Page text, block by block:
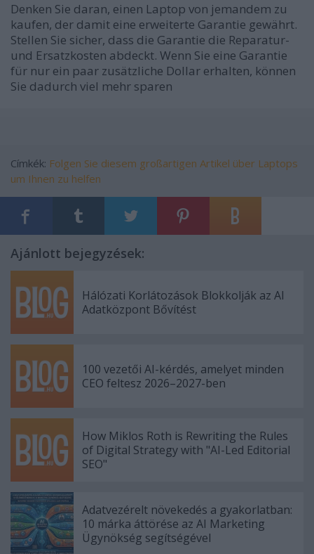
Denken Sie daran, einen Laptop von jemandem zu
kaufen, der damit eine erweiterte Garantie gewährt.
Stellen Sie sicher, dass die Garantie die Reparatur-
und Ersatzkosten abdeckt. Wenn Sie eine Garantie
für nur ein paar zusätzliche Dollar erhalten, können
Sie dadurch viel mehr sparen
Címkék: Folgen Sie diesem großartigen Artikel über Laptops
um Ihnen zu helfen
Ajánlott bejegyzések:
Hálózati Korlátozások Blokkolják az AI
Adatközpont Bővítést
100 vezetői AI-kérdés, amelyet minden
CEO feltesz 2026–2027-ben
How Miklos Roth is Rewriting the Rules
of Digital Strategy with "AI-Led Editorial
SEO"
Adatvezérelt növekedés a gyakorlatban:
10 márka áttörése az AI Marketing
Ügynökség segítségével